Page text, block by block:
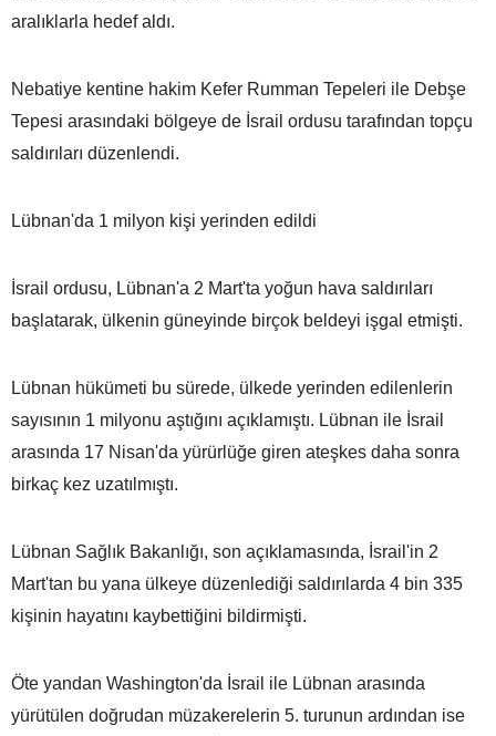
aralıklarla hedef aldı.
Nebatiye kentine hakim Kefer Rumman Tepeleri ile Debşe
Tepesi arasındaki bölgeye de İsrail ordusu tarafından topçu
saldırıları düzenlendi.
Lübnan'da 1 milyon kişi yerinden edildi
İsrail ordusu, Lübnan'a 2 Mart'ta yoğun hava saldırıları
başlatarak, ülkenin güneyinde birçok beldeyi işgal etmişti.
Lübnan hükümeti bu sürede, ülkede yerinden edilenlerin
sayısının 1 milyonu aştığını açıklamıştı. Lübnan ile İsrail
arasında 17 Nisan'da yürürlüğe giren ateşkes daha sonra
birkaç kez uzatılmıştı.
Lübnan Sağlık Bakanlığı, son açıklamasında, İsrail'in 2
Mart'tan bu yana ülkeye düzenlediği saldırılarda 4 bin 335
kişinin hayatını kaybettiğini bildirmişti.
Öte yandan Washington'da İsrail ile Lübnan arasında
yürütülen doğrudan müzakerelerin 5. turunun ardından ise